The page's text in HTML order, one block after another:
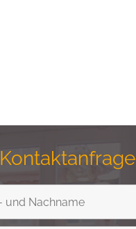
Kontaktanfrage